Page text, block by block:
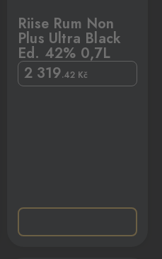
Riise Rum Non
Plus Ultra Black
Ed. 42% 0,7L
2 319.42 Kč